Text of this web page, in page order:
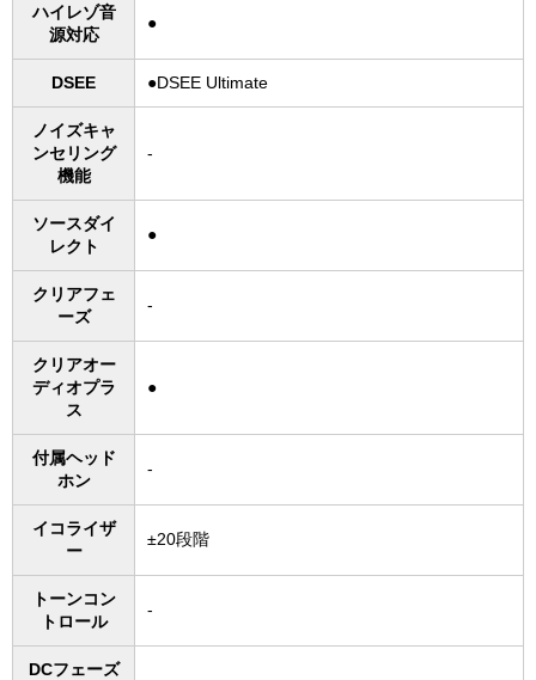
ハイレゾ音
源対応
●
DSEE ●DSEE Ultimate
ノイズキャ
ンセリング
機能
-
ソースダイ
レクト
●
クリアフェ
ーズ
-
クリアオー
ディオプラ
ス
●
付属ヘッド
ホン
-
イコライザ
ー
±20段階
トーンコン
トロール
-
DCフェーズ